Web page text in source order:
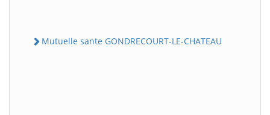
Mutuelle sante GONDRECOURT-LE-CHATEAU